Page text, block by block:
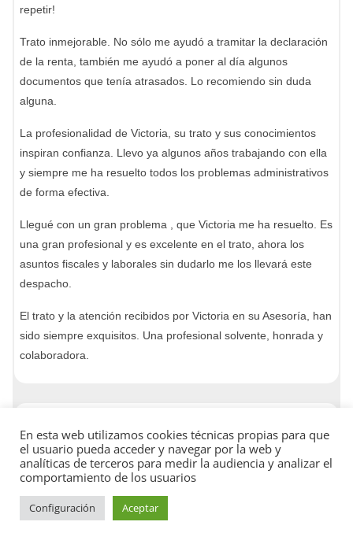
repetir!
Trato inmejorable. No sólo me ayudó a tramitar la declaración
de la renta, también me ayudó a poner al día algunos
documentos que tenía atrasados. Lo recomiendo sin duda
alguna.
La profesionalidad de Victoria, su trato y sus conocimientos
inspiran confianza. Llevo ya algunos años trabajando con ella
y siempre me ha resuelto todos los problemas administrativos
de forma efectiva.
Llegué con un gran problema , que Victoria me ha resuelto. Es
una gran profesional y es excelente en el trato, ahora los
asuntos fiscales y laborales sin dudarlo me los llevará este
despacho.
El trato y la atención recibidos por Victoria en su Asesoría, han
sido siempre exquisitos. Una profesional solvente, honrada y
colaboradora.
En esta web utilizamos cookies técnicas propias para que
el usuario pueda acceder y navegar por la web y
analíticas de terceros para medir la audiencia y analizar el
comportamiento de los usuarios
Configuración Aceptar